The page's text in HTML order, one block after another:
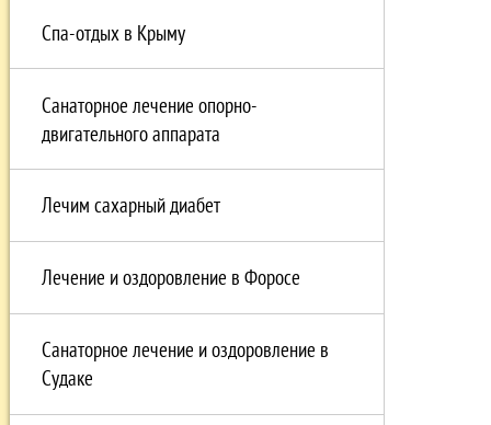
Спа-отдых в Крыму
Санаторное лечение опорно-
двигательного аппарата
Лечим сахарный диабет
Лечение и оздоровление в Форосе
Санаторное лечение и оздоровление в
Судаке